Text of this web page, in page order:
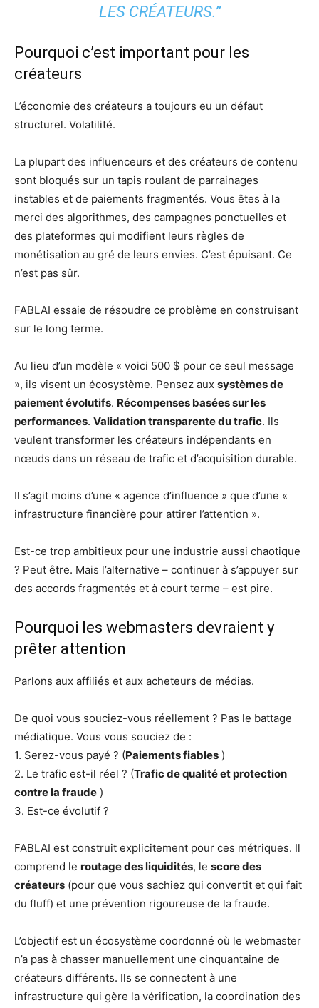
LES CRÉATEURS.”
Pourquoi c’est important pour les
créateurs
L’économie des créateurs a toujours eu un défaut
structurel. Volatilité.
La plupart des influenceurs et des créateurs de contenu
sont bloqués sur un tapis roulant de parrainages
instables et de paiements fragmentés. Vous êtes à la
merci des algorithmes, des campagnes ponctuelles et
des plateformes qui modifient leurs règles de
monétisation au gré de leurs envies. C’est épuisant. Ce
n’est pas sûr.
FABLAI essaie de résoudre ce problème en construisant
sur le long terme.
Au lieu d’un modèle « voici 500 $ pour ce seul message
», ils visent un écosystème. Pensez aux systèmes de
paiement évolutifs. Récompenses basées sur les
performances. Validation transparente du trafic. Ils
veulent transformer les créateurs indépendants en
nœuds dans un réseau de trafic et d’acquisition durable.
Il s’agit moins d’une « agence d’influence » que d’une «
infrastructure financière pour attirer l’attention ».
Est-ce trop ambitieux pour une industrie aussi chaotique
? Peut être. Mais l’alternative – continuer à s’appuyer sur
des accords fragmentés et à court terme – est pire.
Pourquoi les webmasters devraient y
prêter attention
Parlons aux affiliés et aux acheteurs de médias.
De quoi vous souciez-vous réellement ? Pas le battage
médiatique. Vous vous souciez de :
1. Serez-vous payé ? (Paiements fiables )
2. Le trafic est-il réel ? (Trafic de qualité et protection
contre la fraude )
3. Est-ce évolutif ?
FABLAI est construit explicitement pour ces métriques. Il
comprend le routage des liquidités, le score des
créateurs (pour que vous sachiez qui convertit et qui fait
du fluff) et une prévention rigoureuse de la fraude.
L’objectif est un écosystème coordonné où le webmaster
n’a pas à chasser manuellement une cinquantaine de
créateurs différents. Ils se connectent à une
infrastructure qui gère la vérification, la coordination des